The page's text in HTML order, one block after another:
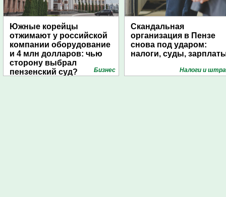
Южные корейцы
отжимают у российской
компании оборудование
и 4 млн долларов: чью
сторону выбрал
пензенский суд?
Бизнес
Скандальная
организация в Пензе
снова под ударом:
налоги, суды,
Налоги и